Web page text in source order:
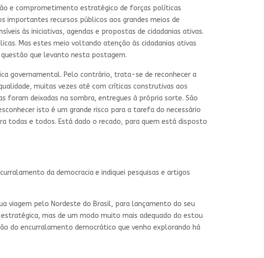
e comprometimento estratégico de forças políticas
importantes recursos públicos aos grandes meios de
às iniciativas, agendas e propostas de cidadanias ativas.
Mas estes meio voltando atenção às cidadanias ativas
que levanto nesta postagem.
governamental. Pelo contrário, trata-se de reconhecer a
muitas vezes até com críticas construtivas aos
foram deixadas na sombra, entregues à própria sorte. São
isto é um grande risco para a tarefa do necessário
todas e todos. Está dado o recado, para quem está disposto
da democracia e indiquei pesquisas e artigos
viagem pelo Nordeste do Brasil, para lançamento do seu
mas de um modo muito mais adequado do estou
do encurralamento democrático que venho explorando há